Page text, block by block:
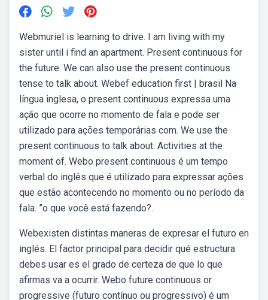
Webmuriel is learning to drive. I am living with my
sister until i find an apartment. Present continuous for
the future. We can also use the present continuous
tense to talk about. Webef education first | brasil Na
língua inglesa, o present continuous expressa uma
ação que ocorre no momento de fala e pode ser
utilizado para ações temporárias com. We use the
present continuous to talk about: Activities at the
moment of. Webo present continuous é um tempo
verbal do inglês que é utilizado para expressar ações
que estão acontecendo no momento ou no período da
fala. ”o que você está fazendo?.
Webexisten distintas maneras de expresar el futuro en
inglés. El factor principal para decidir qué estructura
debes usar es el grado de certeza de que lo que
afirmas va a ocurrir. Webo future continuous or
progressive (futuro contínuo ou progressivo) é um